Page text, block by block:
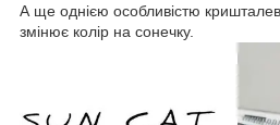
А ще однією особливістю
змінює колір на сонечку.